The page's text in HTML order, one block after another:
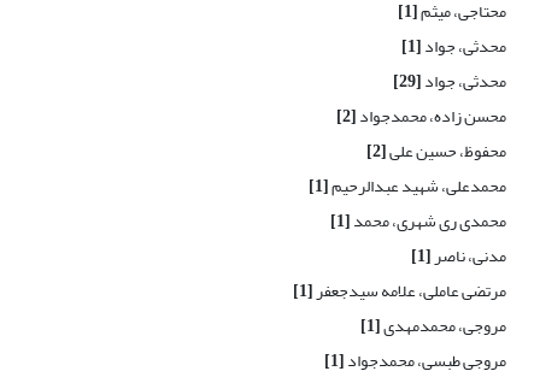
محتاجی، میثم[1]
محدثی، جواد[1]
محدثی، جواد[29]
محسن زاده، محمدجواد[2]
محفوظ، حسین علی[2]
محمدعلی، شهید عبدالرحیم[1]
محمدی ری شهری، محمد[1]
مدنی، ناصر[1]
مرتضی عاملی، علامه سیدجعفر[1]
مروجی، محمدمهدی[1]
مروجی طبسی، محمدجواد[1]